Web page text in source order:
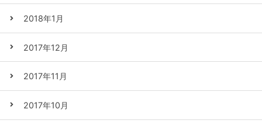
2018年1月
2017年12月
2017年11月
2017年10月